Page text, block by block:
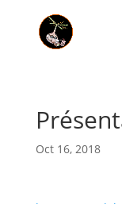
Oct 16, 2018